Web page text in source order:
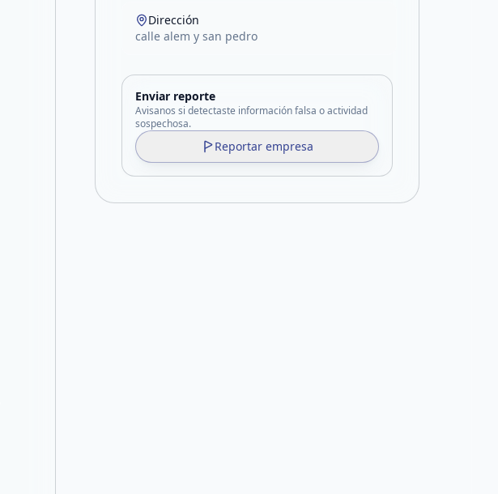
Dirección
calle alem y san pedro
Enviar reporte
Avisanos si detectaste información falsa o actividad
sospechosa.
Reportar empresa